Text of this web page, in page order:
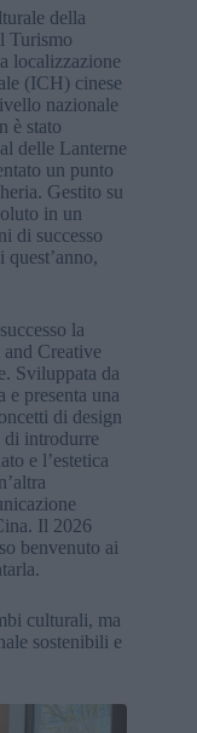
della
Turismo
localizzazione
(ICH) cinese
nazionale
è stato
delle Lanterne
un punto
Gestito su
in un
di successo
quest’anno,
la
Creative
Sviluppata da
e presenta una
di design
di introdurre
e l’estetica
Il 2026
benvenuto ai
culturali, ma
sostenibili e